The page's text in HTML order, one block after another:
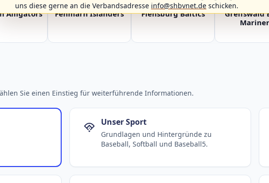
Alligators Fehmarn Islanders Flensburg Baltics
Greifswald
Sie einen Einstieg für weiterführende Informationen.
Unser Sport
Grundlagen und Hintergründe zu
Baseball, Softball und Baseball5.
uns diese gerne an die Verbandsadresse info@shbvnet.de schicken.